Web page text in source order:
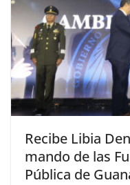
Recibe Libia
mando de las
Pública de